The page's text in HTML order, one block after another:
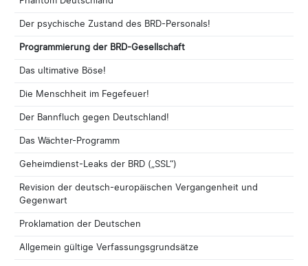
Der psychische Zustand des BRD-Personals!
Programmierung der BRD-Gesellschaft
Das ultimative Böse!
Die Menschheit im Fegefeuer!
Der Bannfluch gegen Deutschland!
Das Wächter-Programm
Geheimdienst-Leaks der BRD („SSL“)
Revision der deutsch-europäischen Vergangenheit und
Gegenwart
Proklamation der Deutschen
Allgemein gültige Verfassungsgrundsätze